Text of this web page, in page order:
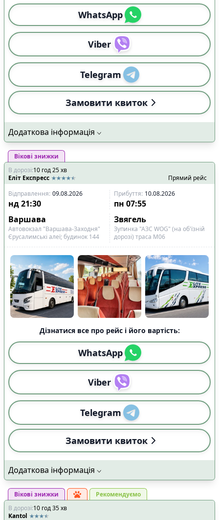
WhatsApp
Viber
Telegram
Замовити квиток
Додаткова інформація
Вікові знижки
В дорозі:10 год25хв
Еліт Експресс
Прямий рейс
Відправлення: 09.08.2026 Прибуття: 10.08.2026
нд21:30 пн 07:55
Варшава
Звягель
Автовокзал "Варшава-Заходня"
Єрусалимські алеї; будинок 144
Зупинка "АЗС WOG" (на об'їзній
дорозі) траса М06
Дізнатися все про рейс і його вартість:
WhatsApp
Viber
Telegram
Замовити квиток
Додаткова інформація
Вікові знижки
Рекомендуємо
В дорозі:10 год35хв
Kantol